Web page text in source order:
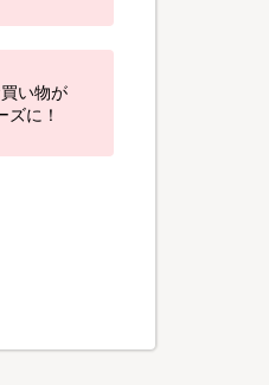
い物が
ズに！